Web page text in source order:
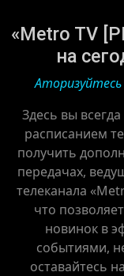
«Metro TV
на
Здесь вы
расписанием
получить
передачах,
телеканала
что
новинок в
событиями,
оставайтесь